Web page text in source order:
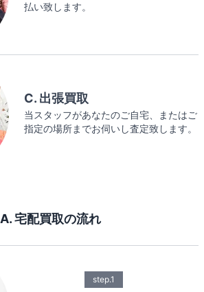
払い致します。
C. 出張買取
当スタッフがあなたのご自宅、またはご
指定の場所までお伺いし査定致します。
A. 宅配買取の流れ
step.1